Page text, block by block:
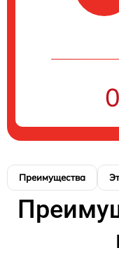
Преимущества